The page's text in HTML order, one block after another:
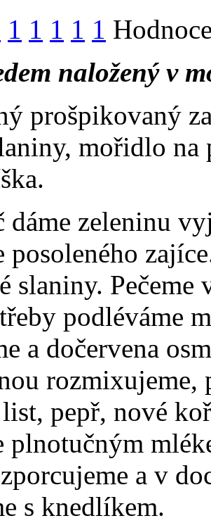
1 1 1 1 1
naložený v
prošpikovaný
mořidlo na
dáme zeleninu
posoleného
slaniny.
podléváme
a dočervena
pepř, nové
plnotučným
a v
s knedlíkem.